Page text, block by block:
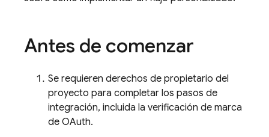
Antes de comenzar
Se requieren derechos de propietario del
proyecto para completar los pasos de
integración, incluida la verificación de marca
de OAuth.